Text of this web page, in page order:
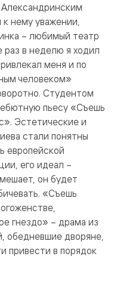
Александринским
нему уважении,
– любимый театр
в неделю я ходил
меня и по
человеком»
Студентом
пьесу «Съешь
Эстетические и
стали понятны
европейской
его идеал –
он будет
«Съешь
гнездо» – драма из
обедневшие дворяне,
привести в порядок